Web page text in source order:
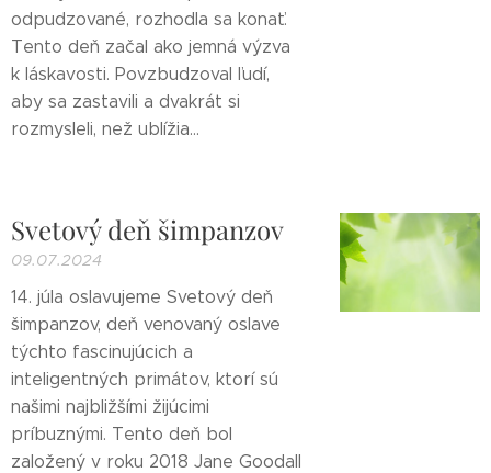
odpudzované, rozhodla sa konať.
Tento deň začal ako jemná výzva
k láskavosti. Povzbudzoval ľudí,
aby sa zastavili a dvakrát si
rozmysleli, než ublížia...
Svetový deň šimpanzov
09.07.2024
14. júla oslavujeme Svetový deň
šimpanzov, deň venovaný oslave
týchto fascinujúcich a
inteligentných primátov, ktorí sú
našimi najbližšími žijúcimi
príbuznými. Tento deň bol
založený v roku 2018 Jane Goodall